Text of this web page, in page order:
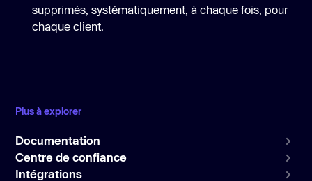
supprimés, systématiquement, à chaque fois, pour
chaque client.
Plus à explorer
Documentation
Centre de confiance
Intégrations